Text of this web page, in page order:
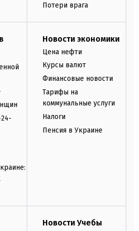
Потери врага
Новости экономики
Цена нефти
Курсы валют
Финансовые новости
Тарифы на
коммунальные услуги
Налоги
Пенсия в Украине
Новости Учебы